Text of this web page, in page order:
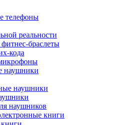
телефоны
реальности
браслеты
кода
наушники
наушники
наушников
книги